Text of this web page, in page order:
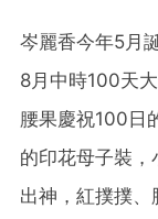
岑麗香今年5月
8月中時100天
腰果慶祝100日
的印花母子裝
出神，紅撲撲、